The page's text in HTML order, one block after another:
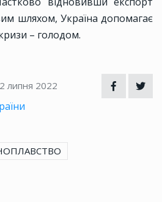
шляхом, Україна допомагає
– голодом.
липня 2022